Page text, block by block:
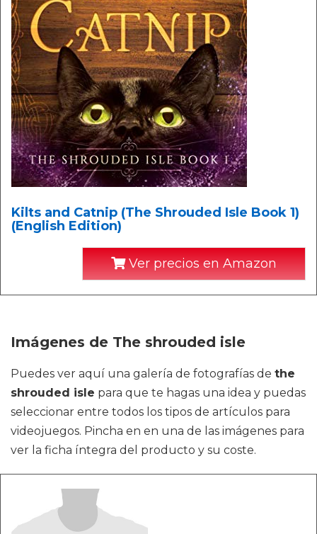
Kilts and Catnip (The Shrouded Isle Book 1)
(English Edition)
Ver precios en Amazon
Imágenes de The shrouded isle
Puedes ver aquí una galería de fotografías de the
shrouded isle para que te hagas una idea y puedas
seleccionar entre todos los tipos de artículos para
videojuegos. Pincha en en una de las imágenes para
ver la ficha íntegra del producto y su coste.